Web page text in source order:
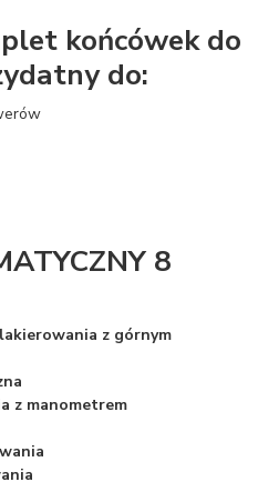
końcówek do
do:
8
z górnym
z manometrem